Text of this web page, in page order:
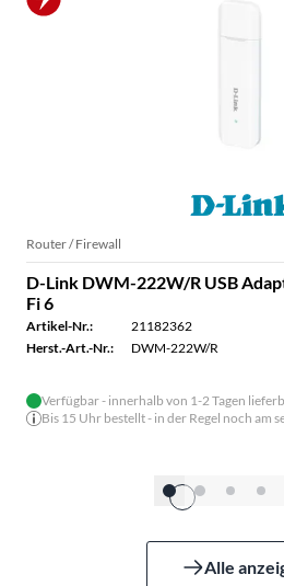
Router / Firewall
D-Link DWM-222W/R USB
Fi 6
Artikel-Nr.:
21182362
Herst.-Art.-Nr.:
DWM-222W/R
Verfügbar - innerhalb von 1-2 Tagen
Bis 15 Uhr bestellt - in der Regel noch am
Alle